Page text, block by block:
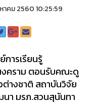
าคม 2560 10:25:59
การเรียนรู้
คราม ตอนรับคณะดู
ต่างชาติ สถาบันวิจัย
า มรภ.สวนสุนันทา